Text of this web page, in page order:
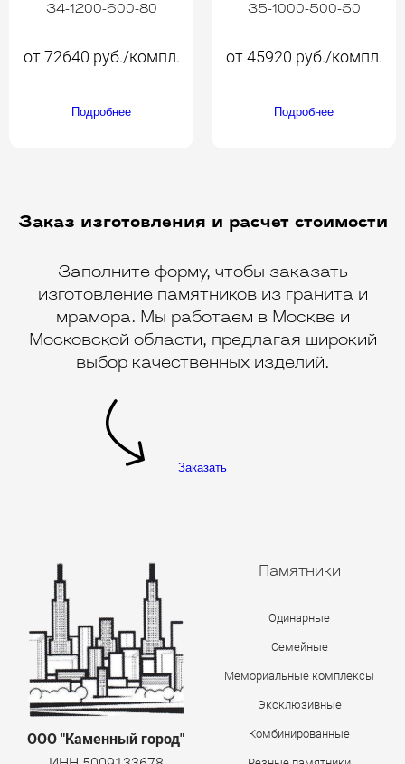
34-1200-600-80
от 72640 руб./компл.
Подробнее
35-1000-500-50
от 45920 руб./компл.
Подробнее
Заказ изготовления и расчет стоимости
Заполните форму, чтобы заказать
изготовление памятников из гранита и
мрамора. Мы работаем в Москве и
Московской области, предлагая широкий
выбор качественных изделий.
Заказать
ООО "Каменный город"
Памятники
Одинарные
Семейные
Мемориальные комплексы
Эксклюзивные
Комбинированные